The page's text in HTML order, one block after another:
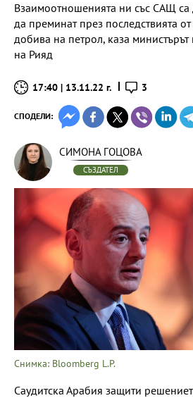
Взаимоотношенията ни със САЩ са
да преминат през последствията
добива на петрол, каза
на Рияд
17:40 | 13.11.22 г. 3
СПОДЕЛИ:
СИМОНА ГОЦОВА
СЪЗДАТЕЛ
Снимка: Bloomberg L.P.
Саудитска Арабия защити